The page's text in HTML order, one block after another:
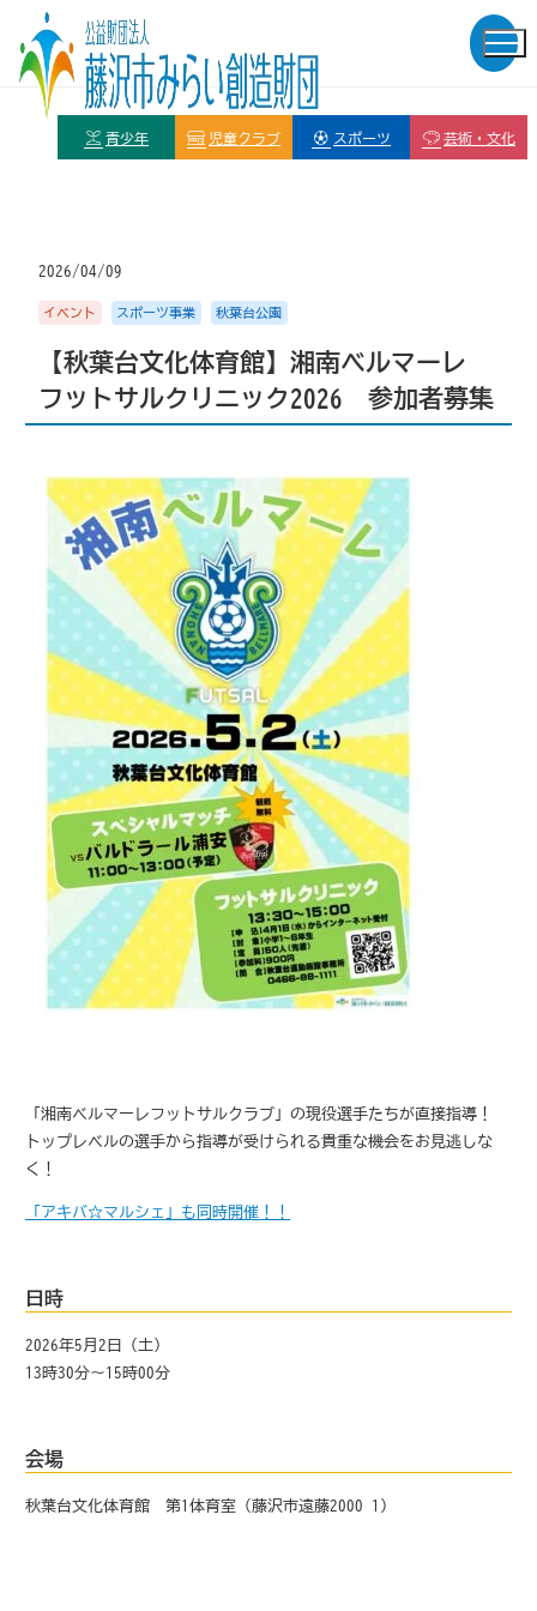
青少年 児童クラブ スポーツ 芸術・文化
2026/04/09
イベント スポーツ事業 秋葉台公園
【秋葉台文化体育館】湘南ベルマーレ
フットサルクリニック2026 参加者募集
「湘南ベルマーレフットサルクラブ」の現役選手たちが直接指導！
トップレベルの選手から指導が受けられる貴重な機会をお見逃しな
く！
「アキバ☆マルシェ」も同時開催！！
日時
2026年5月2日（土）
13時30分～15時00分
会場
秋葉台文化体育館 第1体育室（藤沢市遠藤2000-1）